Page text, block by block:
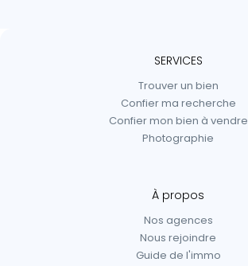
SERVICES
Trouver un bien
Confier ma recherche
Confier mon bien à vendre
Photographie
À propos
Nos agences
Nous rejoindre
Guide de l'immo